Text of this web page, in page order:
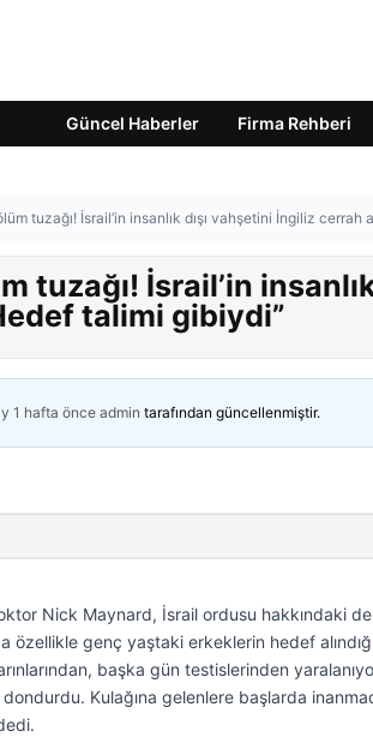
Güncel Haberler Firma Rehberi
tuzağı! İsrail’in insanlık dışı vahşetini İngiliz cerrah
tuzağı! İsrail’in
talimi gibiydi”
1 hafta önce admin tarafından güncellenmiştir.
Nick Maynard, İsrail ordusu hakkındaki
özellikle genç yaştaki erkeklerin hedef
başka gün testislerinden
Kulağına gelenlere başlarda